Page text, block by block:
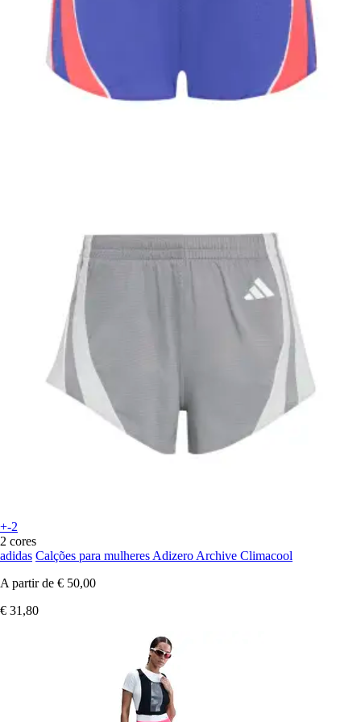
+-2
2 cores
adidas Calções para mulheres Adizero Archive Climacool
A partir de € 50,00
€ 31,80